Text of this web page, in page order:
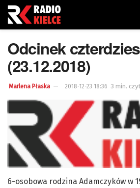
Odcinek
(23.12.2018)
Marlena Płaska 2018-12-23 18:36 3 min.
6-osobowa rodzina Adamczyków w